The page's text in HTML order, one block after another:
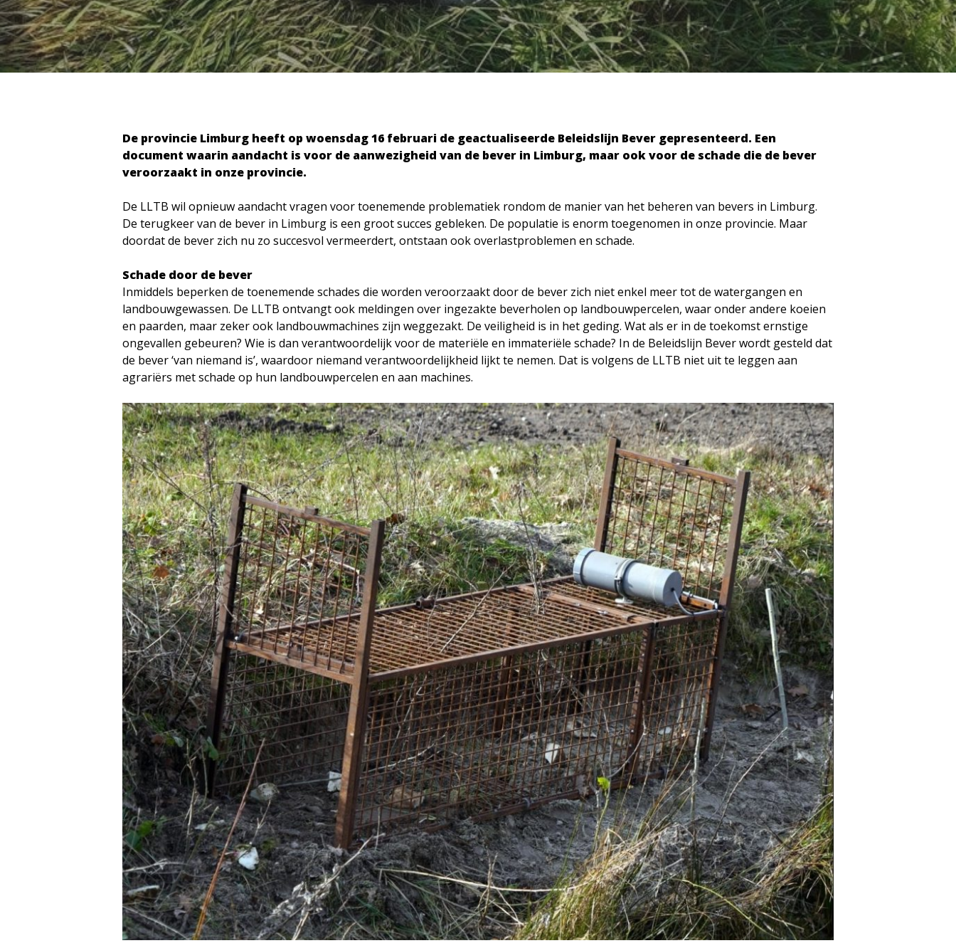
De provincie Limburg heeft op woensdag 16 februari de geactualiseerde Beleidslijn Bever gepresenteerd. Een
document waarin aandacht is voor de aanwezigheid van de bever in Limburg, maar ook voor de schade die de bever
veroorzaakt in onze provincie.
De LLTB wil opnieuw aandacht vragen voor toenemende problematiek rondom de manier van het beheren van bevers in Limburg.
De terugkeer van de bever in Limburg is een groot succes gebleken. De populatie is enorm toegenomen in onze provincie. Maar
doordat de bever zich nu zo succesvol vermeerdert, ontstaan ook overlastproblemen en schade.
Schade door de bever
Inmiddels beperken de toenemende schades die worden veroorzaakt door de bever zich niet enkel meer tot de watergangen en
landbouwgewassen. De LLTB ontvangt ook meldingen over ingezakte beverholen op landbouwpercelen, waar onder andere koeien
en paarden, maar zeker ook landbouwmachines zijn weggezakt. De veiligheid is in het geding. Wat als er in de toekomst ernstige
ongevallen gebeuren? Wie is dan verantwoordelijk voor de materiële en immateriële schade? In de Beleidslijn Bever wordt gesteld dat
de bever ‘van niemand is’, waardoor niemand verantwoordelijkheid lijkt te nemen. Dat is volgens de LLTB niet uit te leggen aan
agrariërs met schade op hun landbouwpercelen en aan machines.